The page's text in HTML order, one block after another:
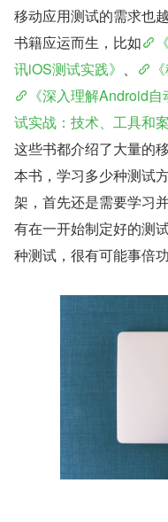
移动应用测试的需求也
书籍应运而生，比如
讯iOS测试实践》 、
《深入理解Android自
试实战：技术、工具和案
这些书都介绍了大量的
本书，学习多少种测试
架，首先还是需要学习
有在一开始制定好的测
种测试，很有可能事倍功